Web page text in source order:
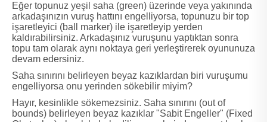
Eğer topunuz yeşil saha (green) üzerinde veya yakınında
arkadaşınızın vuruş hattını engelliyorsa, topunuzu bir top
işaretleyici (ball marker) ile işaretleyip yerden
kaldırabilirsiniz. Arkadaşınız vuruşunu yaptıktan sonra
topu tam olarak aynı noktaya geri yerleştirerek oyununuza
devam edersiniz.
Saha sınırını belirleyen beyaz kazıklardan biri vuruşumu
engelliyorsa onu yerinden sökebilir miyim?
Hayır, kesinlikle sökemezsiniz. Saha sınırını (out of
bounds) belirleyen beyaz kazıklar "Sabit Engeller" (Fixed